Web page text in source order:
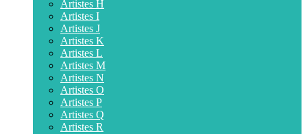
Artistes H
Artistes I
Artistes J
Artistes K
Artistes L
Artistes M
Artistes N
Artistes O
Artistes P
Artistes Q
Artistes R